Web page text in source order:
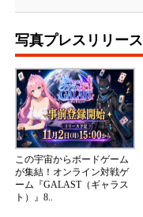
写真プレスリリース
この宇宙からボードゲーム
が集結！オンライン対戦ゲ
ーム『GALAST（ギャラス
ト）』8..